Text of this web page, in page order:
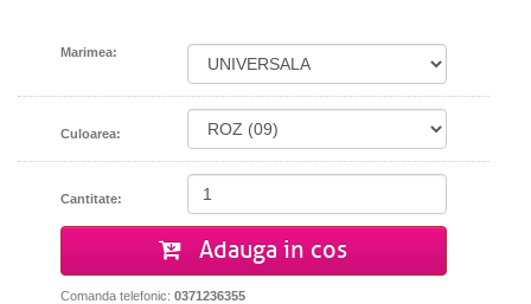
Marimea:
Culoarea:
Cantitate:
Adauga in cos
Comanda telefonic: 0371236355